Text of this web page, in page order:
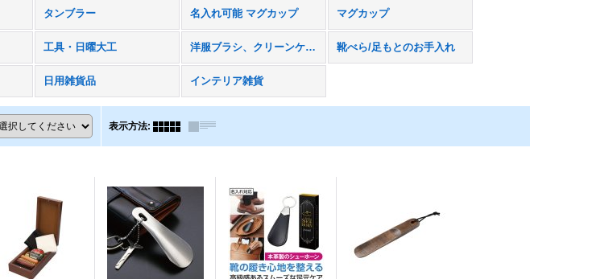
タンブラー 名入れ可能 マグカップ マグカップ
工具・日曜大工 洋服ブラシ、クリーンケット、クリーナー 靴べら/足もとのお手入れ
日用雑貨品 インテリア雑貨
表示方法: